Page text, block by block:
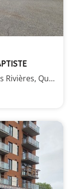
1405 Avenue Saint-Jean-Baptiste, Les Rivières, Québec